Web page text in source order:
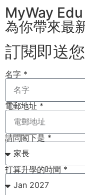
MyWay
為你帶來最
訂閱即送
名字 *
電郵地址 *
請問閣下是 *
打算升學的時間 *